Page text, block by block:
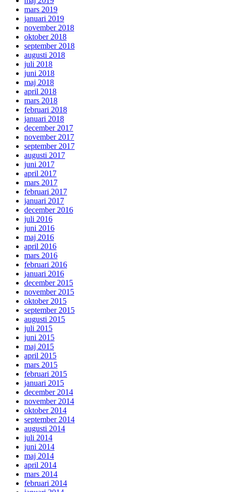
mars 2019
januari 2019
november 2018
oktober 2018
september 2018
augusti 2018
juli 2018
juni 2018
maj 2018
april 2018
mars 2018
februari 2018
januari 2018
december 2017
november 2017
september 2017
augusti 2017
juni 2017
april 2017
mars 2017
februari 2017
januari 2017
december 2016
juli 2016
juni 2016
maj 2016
april 2016
mars 2016
februari 2016
januari 2016
december 2015
november 2015
oktober 2015
september 2015
augusti 2015
juli 2015
juni 2015
maj 2015
april 2015
mars 2015
februari 2015
januari 2015
december 2014
november 2014
oktober 2014
september 2014
augusti 2014
juli 2014
juni 2014
maj 2014
april 2014
mars 2014
februari 2014